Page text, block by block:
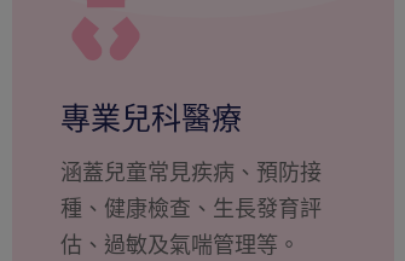
專業兒科醫療
涵蓋兒童常見疾病、預防接
種、健康檢查、生長發育評
估、過敏及氣喘管理等。